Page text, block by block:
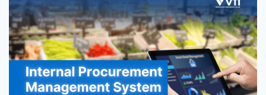
지연, 불일관한 심사, 지원자 불만족을 초래하는 한계가 있었
습니다. 이러한 맥락에서 AI 채용(AI Recruiting) 은 현실적인
대안으로 부상하였습니다. [...]